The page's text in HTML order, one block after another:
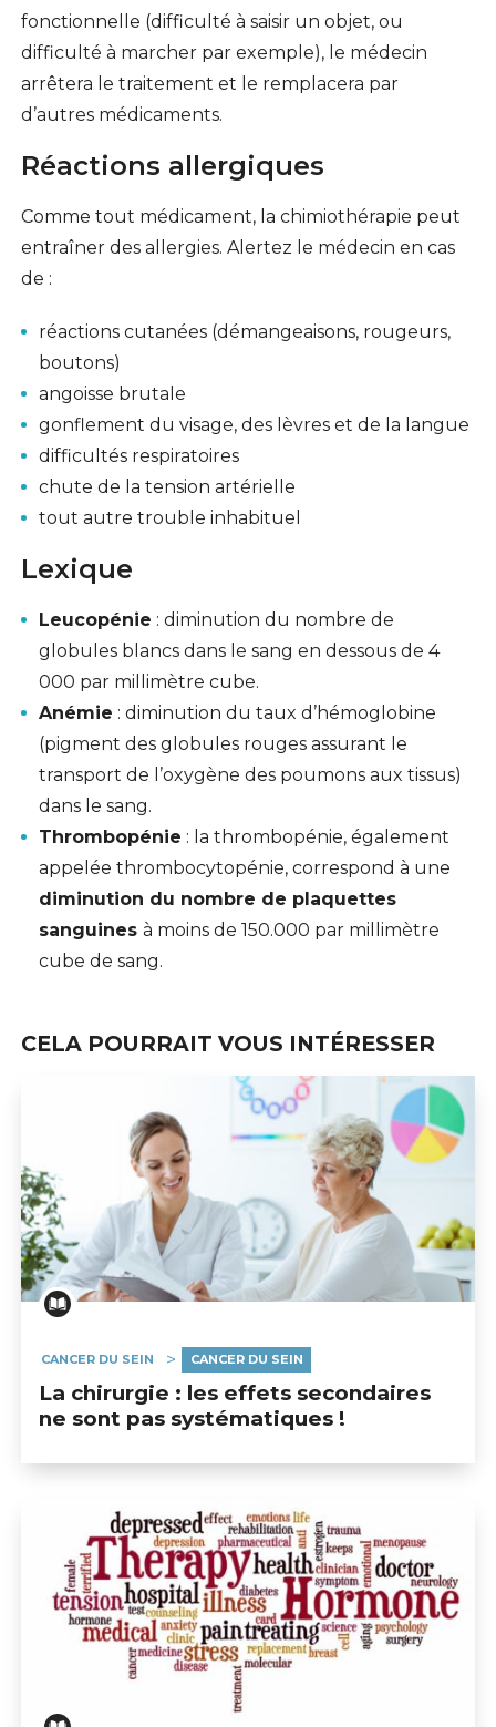
fonctionnelle (difficulté à saisir un objet, ou
difficulté à marcher par exemple), le médecin
arrêtera le traitement et le remplacera par
d’autres médicaments.
Réactions allergiques
Comme tout médicament, la chimiothérapie peut
entraîner des allergies. Alertez le médecin en cas
de :
réactions cutanées (démangeaisons, rougeurs,
boutons)
angoisse brutale
gonflement du visage, des lèvres et de la langue
difficultés respiratoires
chute de la tension artérielle
tout autre trouble inhabituel
Lexique
Leucopénie : diminution du nombre de
globules blancs dans le sang en dessous de 4
000 par millimètre cube.
Anémie : diminution du taux d’hémoglobine
(pigment des globules rouges assurant le
transport de l’oxygène des poumons aux tissus)
dans le sang.
Thrombopénie : la thrombopénie, également
appelée thrombocytopénie, correspond à une
diminution du nombre de plaquettes
sanguines à moins de 150.000 par millimètre
cube de sang.
CELA POURRAIT VOUS INTÉRESSER
CANCER DU SEIN CANCER DU SEIN
La chirurgie : les effets secondaires
ne sont pas systématiques !